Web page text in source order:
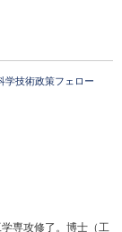
学技術政策フェロー
専攻修了。博士（工